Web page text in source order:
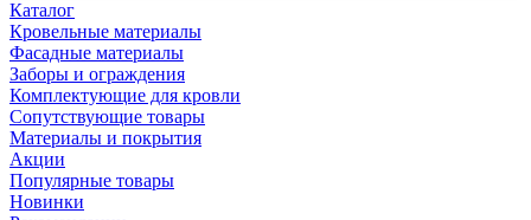
Каталог
Кровельные материалы
Фасадные материалы
Заборы и ограждения
Комплектующие для кровли
Сопутствующие товары
Материалы и покрытия
Акции
Популярные товары
Новинки